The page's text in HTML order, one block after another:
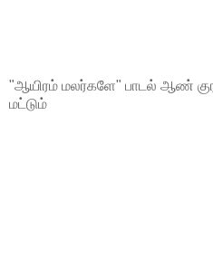
"ஆயிரம் மலர்களே" பாடல் ஆண்
மட்டும்